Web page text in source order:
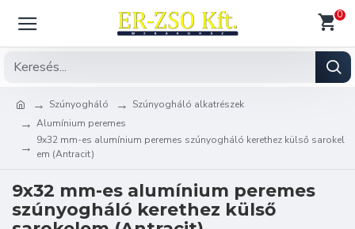
0
Szúnyogháló
Szúnyogháló alkatrészek
Alumínium peremes
9x32 mm-es alumínium peremes szúnyogháló kerethez külső sarokel
em (Antracit)
9x32 mm-es alumínium peremes
szúnyogháló kerethez külső